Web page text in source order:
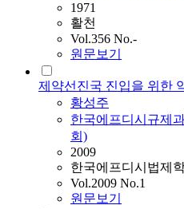
1971
활천
Vol.356 No.-
원문보기
제약선진국 진입을 위한
황성주
한국에프디시규제
회)
2009
한국에프디시법제
Vol.2009 No.1
원문보기